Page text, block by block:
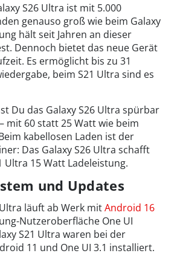
S26 Ultra ist mit 5.000
genauso groß wie beim Galaxy
hält seit Jahren an dieser
Dennoch bietet das neue Gerät
Es ermöglicht bis zu 31
beim S21 Ultra sind es
Du das Galaxy S26 Ultra spürbar
mit 60 statt 25 Watt wie beim
kabellosen Laden ist der
Das Galaxy S26 Ultra schafft
Ultra 15 Watt Ladeleistung.
und Updates
läuft ab Werk mitAndroid 16
Nutzeroberfläche One UI
S21 Ultra waren bei der
11 und One UI 3.1 installiert.